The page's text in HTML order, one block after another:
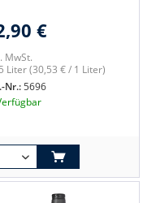
€
MwSt.
Liter(30,53 € / 1 Liter)
Nr.:5696